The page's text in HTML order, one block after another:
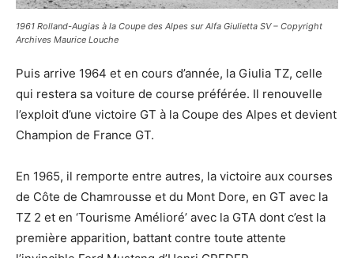
1961 Rolland-Augias à la Coupe des Alpes sur Alfa Giulietta SV – Copyright
Archives Maurice Louche
Puis arrive 1964 et en cours d’année, la Giulia TZ, celle
qui restera sa voiture de course préférée. Il renouvelle
l’exploit d’une victoire GT à la Coupe des Alpes et devient
Champion de France GT.
En 1965, il remporte entre autres, la victoire aux courses
de Côte de Chamrousse et du Mont Dore, en GT avec la
TZ 2 et en ‘Tourisme Amélioré’ avec la GTA dont c’est la
première apparition, battant contre toute attente